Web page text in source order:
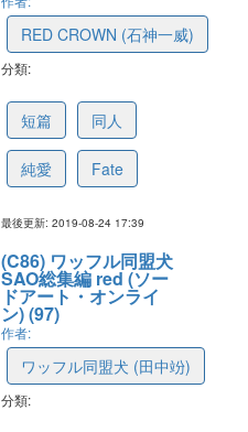
RED CROWN (石神一威)
分類:
短篇 同人
純愛 Fate
最後更新: 2019-08-24 17:39
(C86) ワッフル同盟犬
SAO総集編 red (ソー
ドアート・オンライ
ン) (97)
作者:
ワッフル同盟犬 (田中竕)
分類: